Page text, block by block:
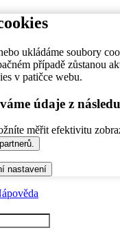
ukládáme soubory
případě zůstanou
v patičce webu.
údaje z
měřit efektivitu
nastavení